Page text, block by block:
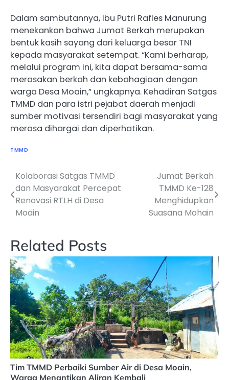
Dalam sambutannya, Ibu Putri Rafles Manurung
menekankan bahwa Jumat Berkah merupakan
bentuk kasih sayang dari keluarga besar TNI
kepada masyarakat setempat. “Kami berharap,
melalui program ini, kita dapat bersama-sama
merasakan berkah dan kebahagiaan dengan
warga Desa Moain,” ungkapnya. Kehadiran Satgas
TMMD dan para istri pejabat daerah menjadi
sumber motivasi tersendiri bagi masyarakat yang
merasa dihargai dan diperhatikan.
TMMD
Navigasi
pos
Kolaborasi Satgas TMMD
dan Masyarakat Percepat
Renovasi RTLH di Desa
Moain
Jumat Berkah
TMMD Ke-128
Menghidupkan
Suasana Mohain
Related Posts
Tim TMMD Perbaiki Sumber Air di Desa Moain,
Warga Menantikan Aliran Kembali